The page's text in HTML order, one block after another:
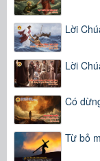
Lời
Lời
Có
Từ bỏ